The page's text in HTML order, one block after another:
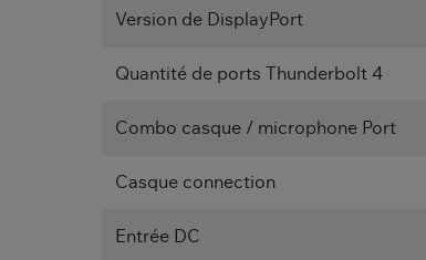
Version de DisplayPort
Quantité de ports Thunderbolt 4
Combo casque / microphone Port
Casque connection
Entrée DC